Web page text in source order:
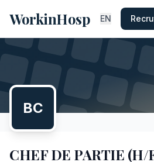
WorkinHosp EN
BC
CHEF DE PARTIE (H/